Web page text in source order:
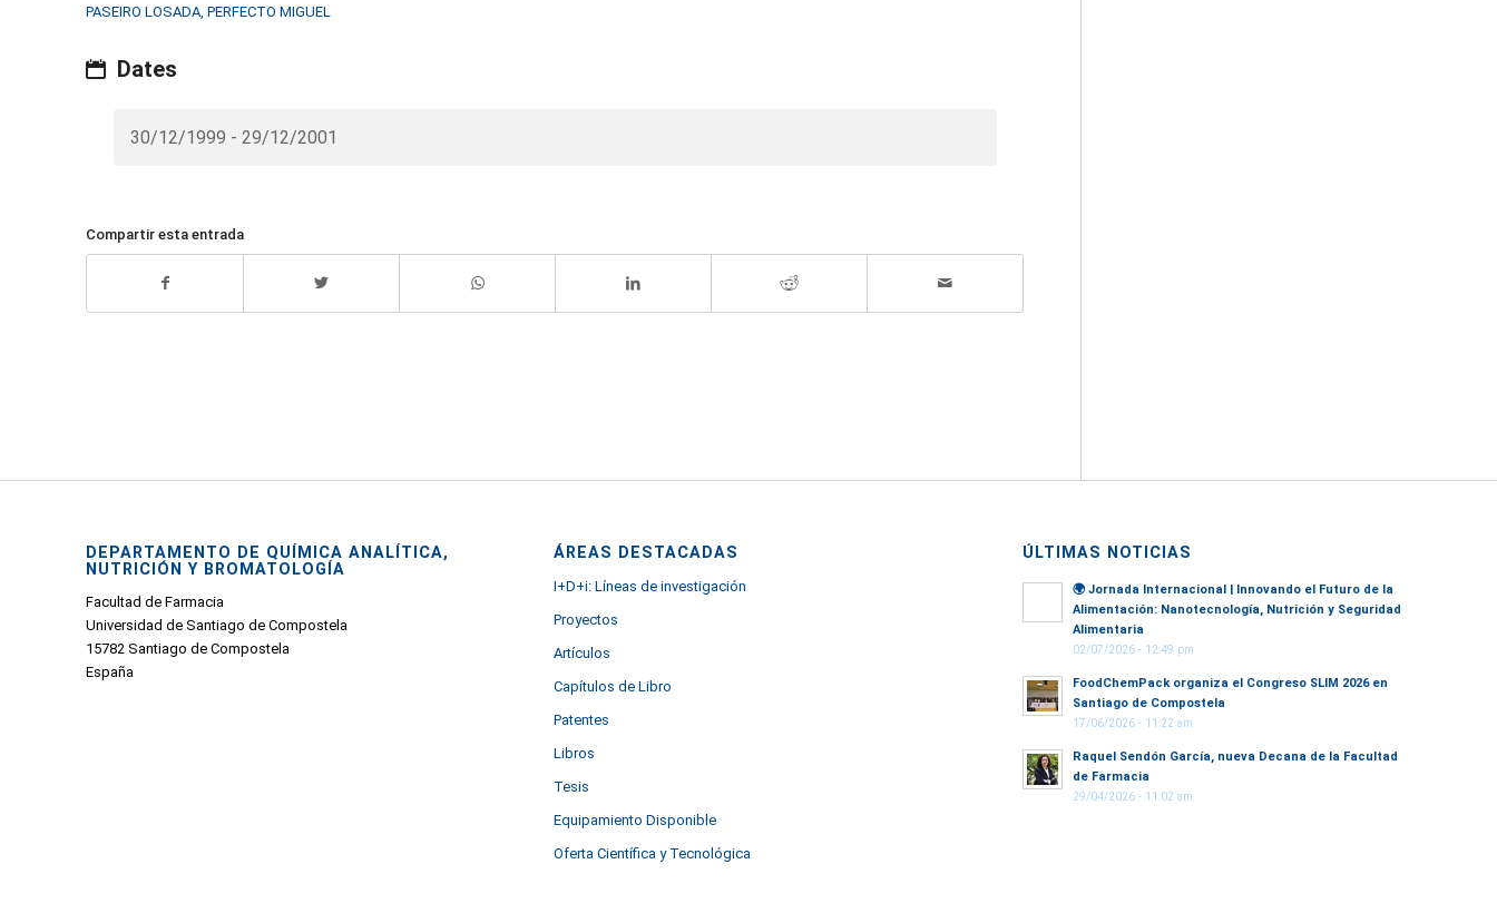
PASEIRO LOSADA, PERFECTO MIGUEL
Dates
30/12/1999 - 29/12/2001
Compartir esta entrada
DEPARTAMENTO DE QUÍMICA ANALÍTICA,
NUTRICIÓN Y BROMATOLOGÍA
Facultad de Farmacia
Universidad de Santiago de Compostela
15782 Santiago de Compostela
España
ÁREAS DESTACADAS
I+D+i: Líneas de investigación
Proyectos
Artículos
Capítulos de Libro
Patentes
Libros
Tesis
Equipamiento Disponible
Oferta Científica y Tecnológica
ÚLTIMAS NOTICIAS
🌍 Jornada Internacional | Innovando el Futuro de la
Alimentación: Nanotecnología, Nutrición y Seguridad
Alimentaria
02/07/2026 - 12:49 pm
FoodChemPack organiza el Congreso SLIM 2026 en
Santiago de Compostela
17/06/2026 - 11:22 am
Raquel Sendón García, nueva Decana de la Facultad
de Farmacia
29/04/2026 - 11:02 am